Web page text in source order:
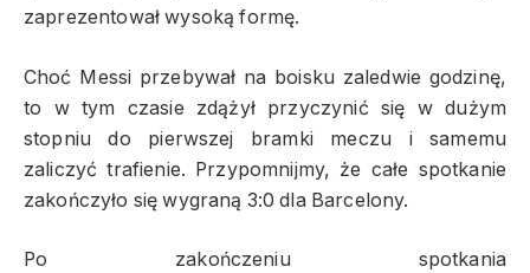
zaprezentował wysoką formę.
Choć Messi przebywał na boisku zaledwie godzinę,
to w tym czasie zdążył przyczynić się w dużym
stopniu do pierwszej bramki meczu i samemu
zaliczyć trafienie. Przypomnijmy, że całe spotkanie
zakończyło się wygraną 3:0 dla Barcelony.
Po zakończeniu spotkania